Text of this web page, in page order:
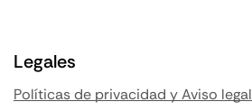
Legales
Políticas de privacidad y Aviso legal